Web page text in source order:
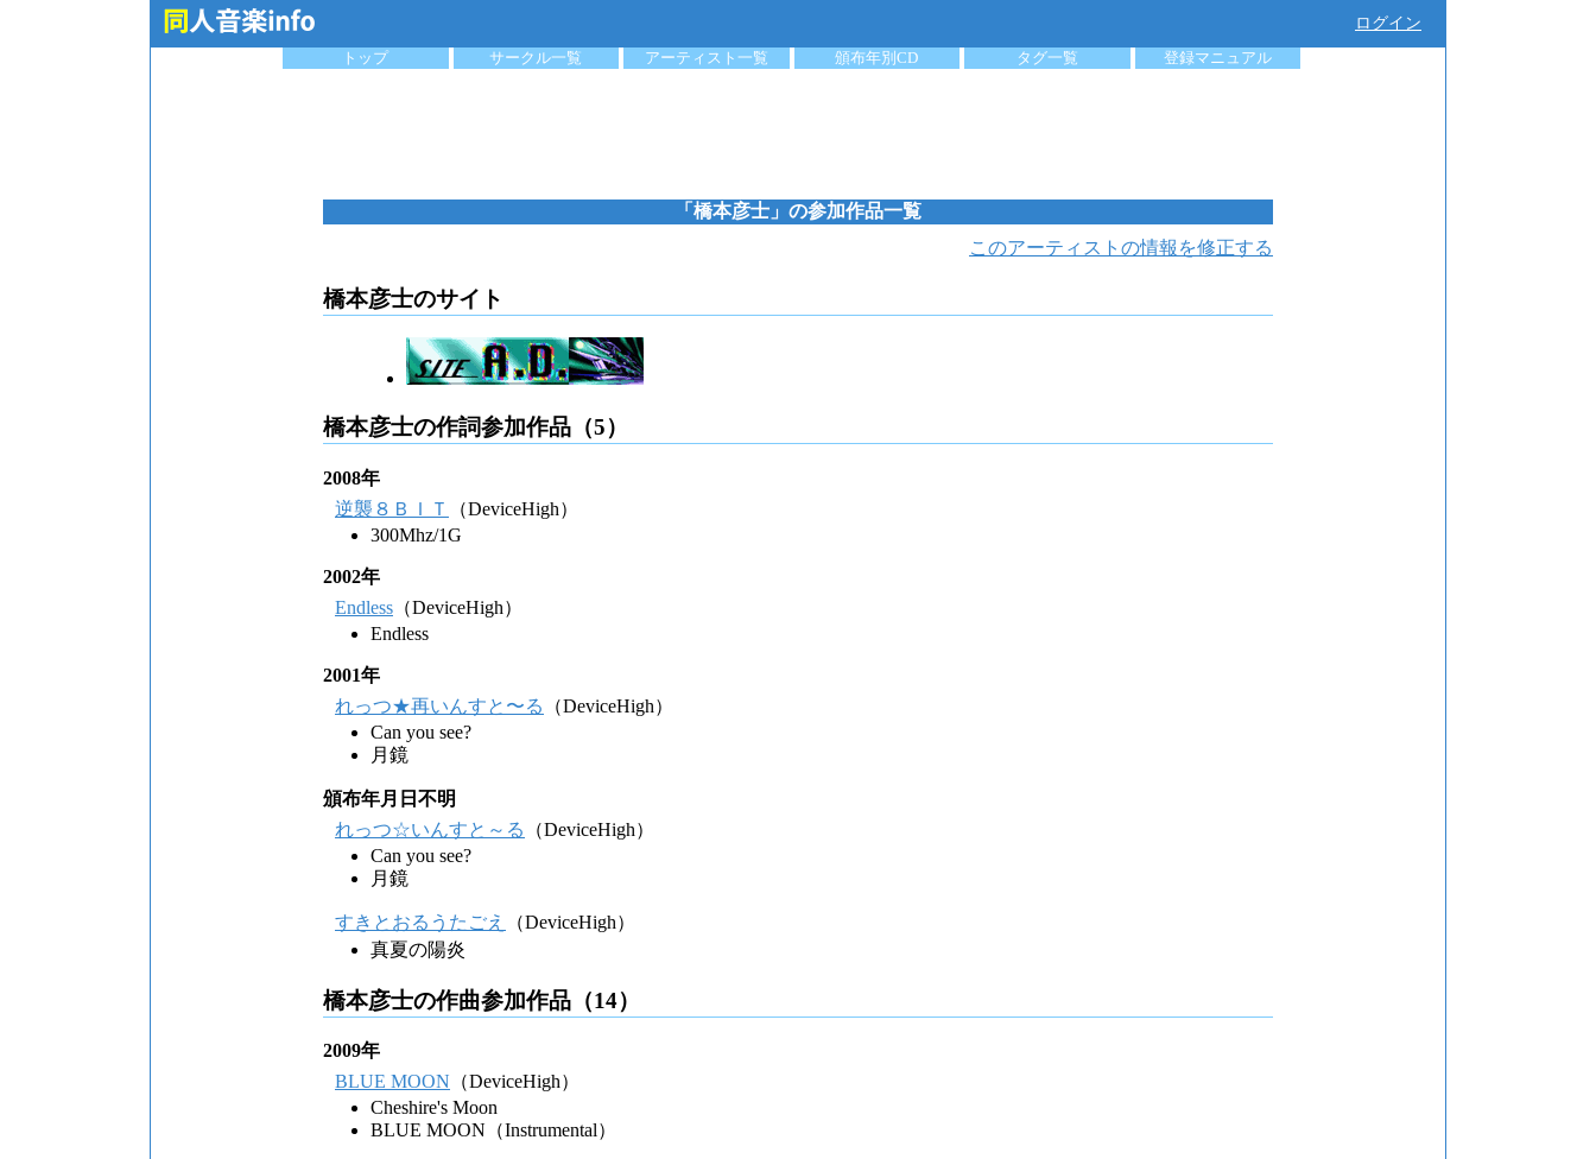
ログイン
トップ
サークル一覧 アーティスト一覧 頒布年別CD タグ一覧 登録マニュアル
「橋本彦士」の参加作品一覧
このアーティストの情報を修正する
橋本彦士のサイト
橋本彦士の作詞参加作品（5）
2008年
逆襲８ＢＩＴ
（DeviceHigh）
300Mhz/1G
2002年
Endless （DeviceHigh）
Endless
2001年
れっつ★再いんすと〜る
（DeviceHigh）
Can you see?
月鏡
頒布年月日不明
れっつ☆いんすと～る
（DeviceHigh）
Can you see?
月鏡
すきとおるうたごえ
（DeviceHigh）
真夏の陽炎
橋本彦士の作曲参加作品（14）
2009年
BLUE MOON （DeviceHigh）
Cheshire's Moon
BLUE MOON（Instrumental）